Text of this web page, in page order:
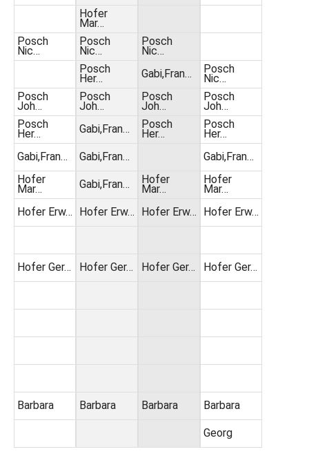
Posch
Nic…
Posch
Joh…
Posch
Her…
Gabi,Fran…
Hofer
Mar…
Hofer Erw…
Hofer Ger…
Barbara
Hofer
Mar…
Posch
Nic…
Posch
Her…
Posch
Joh…
Gabi,Fran…
Gabi,Fran…
Gabi,Fran…
Hofer Erw…
Hofer Ger…
Barbara
Posch
Nic…
Gabi,Fran…
Posch
Joh…
Posch
Her…
Hofer
Mar…
Hofer Erw…
Hofer Ger…
Barbara
Posch
Nic…
Posch
Joh…
Posch
Her…
Gabi,Fran…
Hofer
Mar…
Hofer Erw…
Hofer Ger…
Barbara
Georg